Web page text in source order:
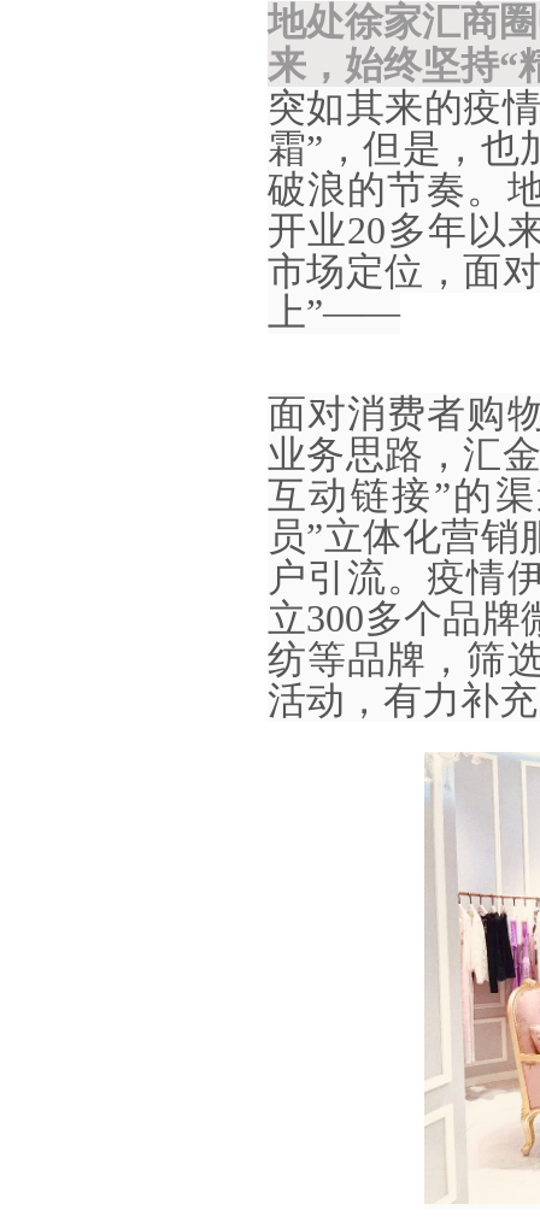
地处徐家汇商
来，始终坚持“
突如其来的疫
霜”，但是，也
破浪的节奏。
开业20多年以
市场定位，面
上”——
面对消费者购
业务思路，汇
互动链接”的
员”立体化营
户引流。疫情
立300多个品
纺等品牌，筛
活动，有力补